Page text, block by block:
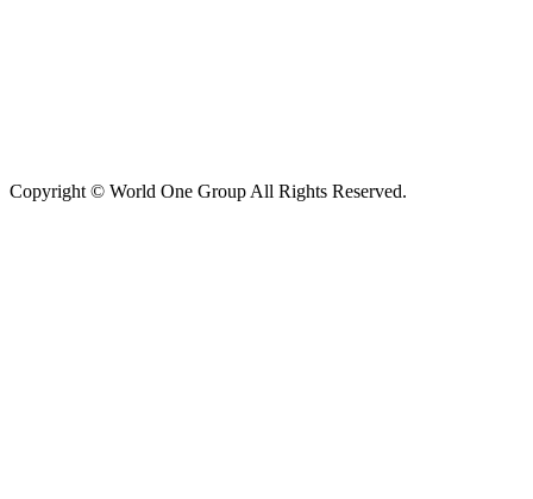
Copyright © World One Group All Rights Reserved.